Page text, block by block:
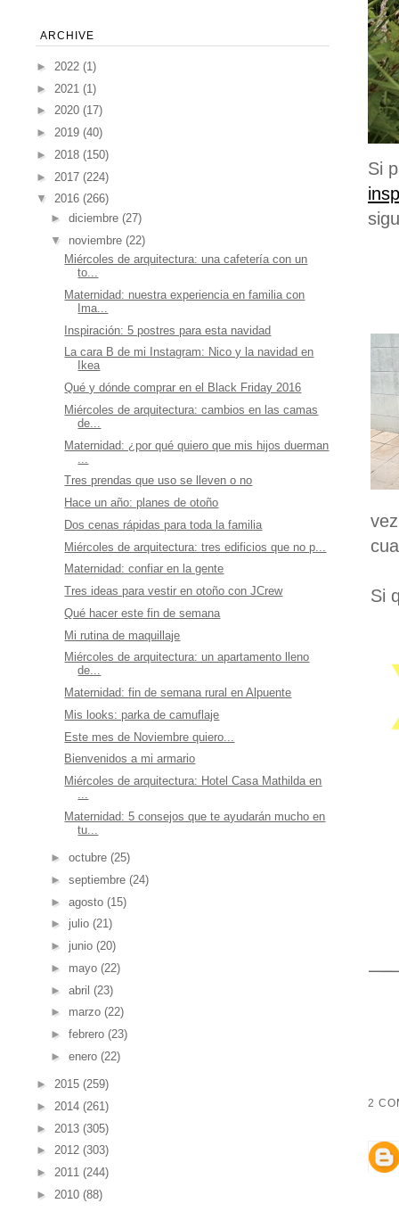
Si
Si
2
ARCHIVE
► 2022 (1)
► 2021 (1)
► 2020 (17)
► 2019 (40)
► 2018 (150)
► 2017 (224)
▼ 2016 (266)
► diciembre (27)
▼ noviembre (22)
Miércoles de arquitectura: una cafetería con un
to...
Maternidad: nuestra experiencia en familia con
Ima...
Inspiración: 5 postres para esta navidad
La cara B de mi Instagram: Nico y la navidad en
Ikea
Qué y dónde comprar en el Black Friday 2016
Miércoles de arquitectura: cambios en las camas
de...
Maternidad: ¿por qué quiero que mis hijos duerman
Tres prendas que uso se lleven o no
Hace un año: planes de otoño
Dos cenas rápidas para toda la familia
Miércoles de arquitectura: tres edificios que no p...
Maternidad: confiar en la gente
Tres ideas para vestir en otoño con JCrew
Qué hacer este fin de semana
Mi rutina de maquillaje
Miércoles de arquitectura: un apartamento lleno
de...
Maternidad: fin de semana rural en Alpuente
Mis looks: parka de camuflaje
Este mes de Noviembre quiero...
Bienvenidos a mi armario
Miércoles de arquitectura: Hotel Casa Mathilda en
...
Maternidad: 5 consejos que te ayudarán mucho en
tu...
► octubre (25)
► septiembre (24)
► agosto (15)
► julio (21)
► junio (20)
► mayo (22)
► abril (23)
► marzo (22)
► febrero (23)
► enero (22)
► 2015 (259)
► 2014 (261)
► 2013 (305)
► 2012 (303)
► 2011 (244)
► 2010 (88)